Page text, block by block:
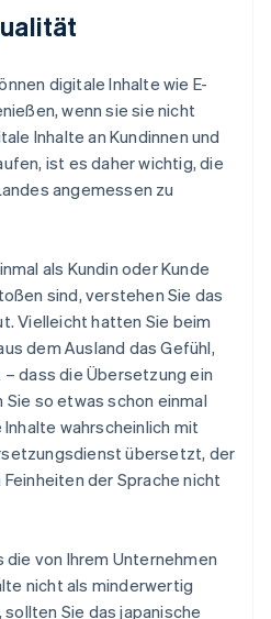
digitale Inhalte wie E-
wenn sie sie nicht
Inhalte an Kundinnen und
ist es daher wichtig, die
angemessen zu
als Kundin oder Kunde
sind, verstehen Sie das
Vielleicht hatten Sie beim
dem Ausland das Gefühl,
dass die Übersetzung ein
Sie so etwas schon einmal
wahrscheinlich mit
übersetzt, der
der Sprache nicht
von Ihrem Unternehmen
nicht als minderwertig
Sie das japanische